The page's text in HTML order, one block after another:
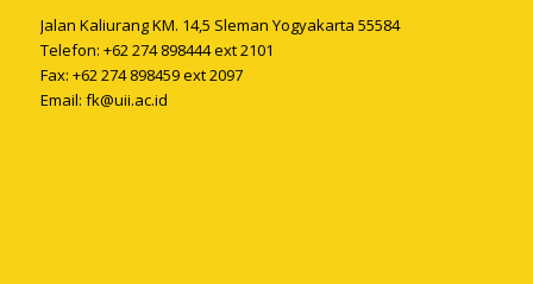
Jalan Kaliurang KM. 14,5 Sleman Yogyakarta 55584
Telefon: +62 274 898444 ext 2101
Fax: +62 274 898459 ext 2097
Email: fk@uii.ac.id